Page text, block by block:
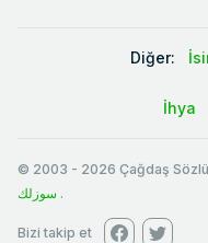
Diğer:
İhya
© 2003 - 2026 Çağdaş
سوزلك .
Bizi takip et